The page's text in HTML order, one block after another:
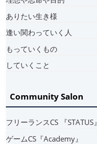
ありたい生き様
逢い関わっていく人
もっていくもの
していくこと
Community Salon
フリーランスCS 『STATUS』
ゲームCS『Academy』